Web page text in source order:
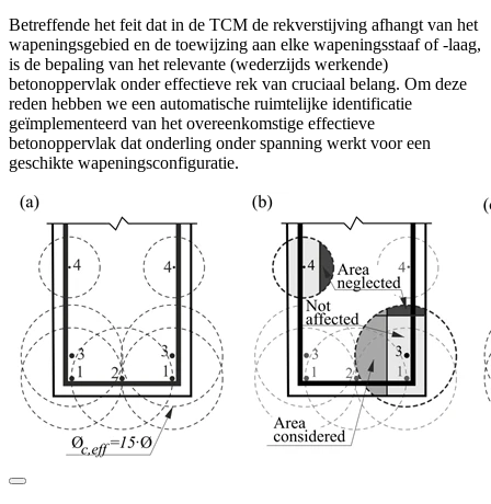
Betreffende het feit dat in de TCM de rekverstijving afhangt van het
wapeningsgebied en de toewijzing aan elke wapeningsstaaf of -laag,
is de bepaling van het relevante (wederzijds werkende)
betonoppervlak onder effectieve rek van cruciaal belang. Om deze
reden hebben we een automatische ruimtelijke identificatie
geïmplementeerd van het overeenkomstige effectieve
betonoppervlak dat onderling onder spanning werkt voor een
geschikte wapeningsconfiguratie.